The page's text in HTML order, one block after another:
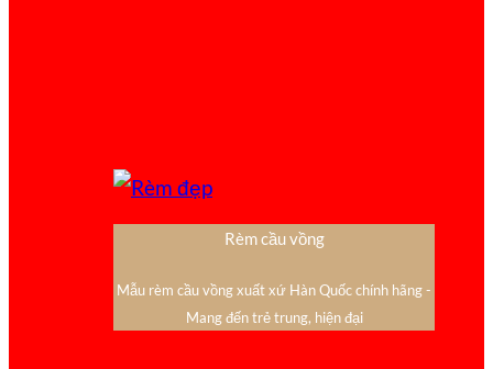
Rèm cầu vồng
Mẫu rèm cầu vồng xuất xứ Hàn Quốc chính hãng -
Mang đến trẻ trung, hiện đại